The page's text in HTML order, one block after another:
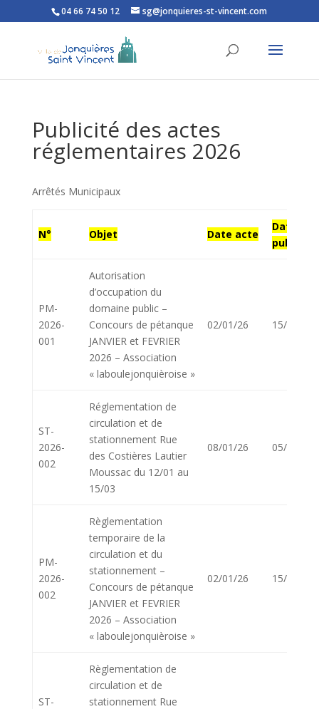
Ouvrir la barre d’outils
04 66 74 50 12 sg@jonquieres-st-vincent.com
Publicité des actes
réglementaires 2026
Arrêtés Municipaux
N° Objet Date acte
Date
publi.
PM-
2026-
001
Autorisation
d’occupation du
domaine public –
Concours de pétanque
JANVIER et FEVRIER
2026 – Association
« laboulejonquièroise »
02/01/26 15/01/26
ST-
2026-
002
Réglementation de
circulation et de
stationnement Rue
des Costières Lautier
Moussac du 12/01 au
15/03
08/01/26 05/02/26
PM-
2026-
002
Règlementation
temporaire de la
circulation et du
stationnement –
Concours de pétanque
JANVIER et FEVRIER
2026 – Association
« laboulejonquièroise »
02/01/26 15/01/26
ST-
Règlementation de
circulation et de
stationnement Rue